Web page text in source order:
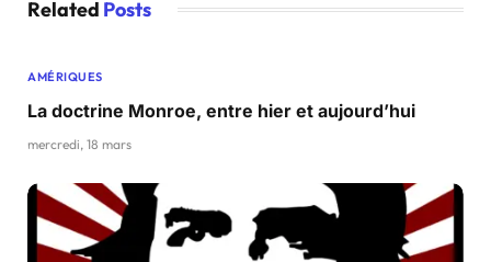
Related Posts
AMÉRIQUES
La doctrine Monroe, entre hier et aujourd’hui
mercredi, 18 mars